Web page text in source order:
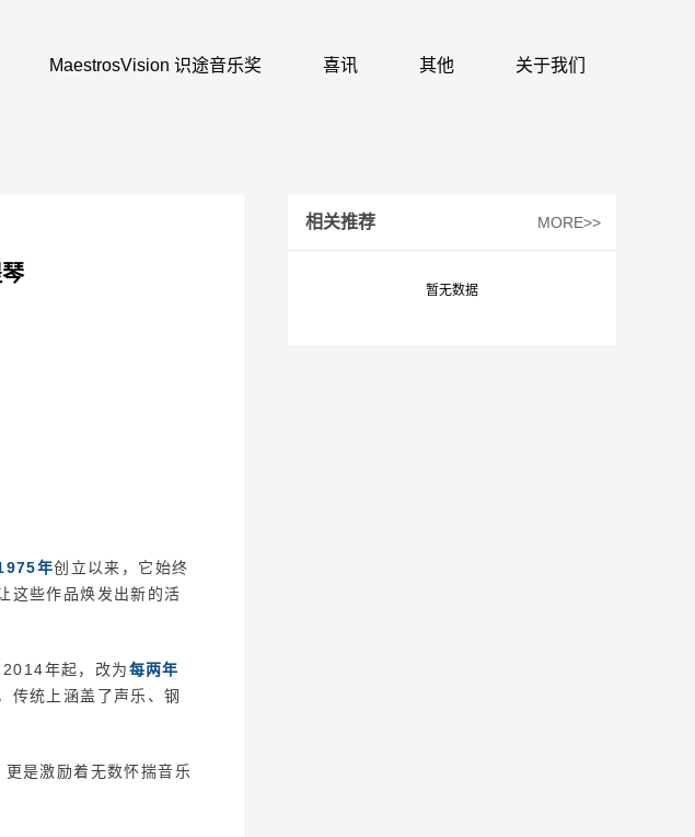
MaestrosVision 识途音乐奖 喜讯 其他 关于我们
年创立以来，它始终
这些作品焕发出新的活
年起，改为每两年
传统上涵盖了声乐、钢
是激励着无数怀揣音乐
相关推荐 MORE>>
暂无数据